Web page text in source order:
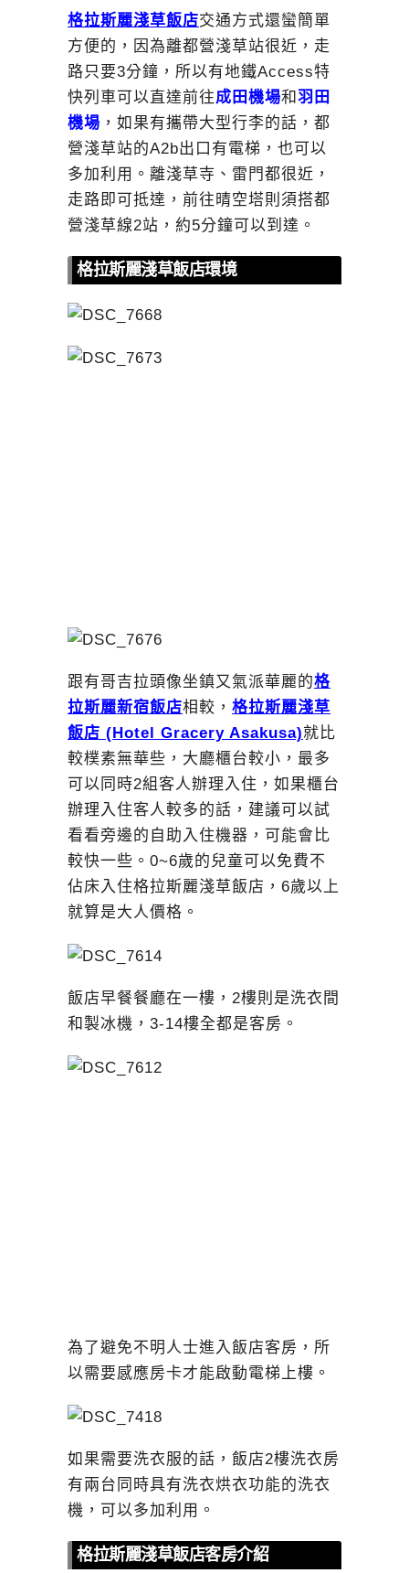
格拉斯麗淺草飯店交通方式還蠻簡單
方便的，因為離都營淺草站很近，走
路只要3分鐘，所以有地鐵Access特
快列車可以直達前往成田機場和 羽田
機場 ，如果有攜帶大型行李的話，都
營淺草站的A2b出口有電梯，也可以
多加利用。離淺草寺、雷門都很近，
走路即可抵達，前往晴空塔則須搭都
營淺草線2站，約5分鐘可以到達。
格拉斯麗淺草飯店環境
跟有哥吉拉頭像坐鎮又氣派華麗的格
拉斯麗新宿飯店相較， 格拉斯麗淺草
飯店 (Hotel Gracery Asakusa)就比
較樸素無華些，大廳櫃台較小，最多
可以同時2組客人辦理入住，如果櫃台
辦理入住客人較多的話，建議可以試
看看旁邊的自助入住機器，可能會比
較快一些。0~6歲的兒童可以免費不
佔床入住格拉斯麗淺草飯店，6歲以上
就算是大人價格。
飯店早餐餐廳在一樓，2樓則是洗衣間
和製冰機，3-14樓全都是客房。
為了避免不明人士進入飯店客房，所
以需要感應房卡才能啟動電梯上樓。
如果需要洗衣服的話，飯店2樓洗衣房
有兩台同時具有洗衣烘衣功能的洗衣
機，可以多加利用。
格拉斯麗淺草飯店客房介紹